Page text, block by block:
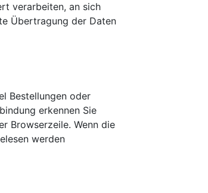
verarbeiten, an sich
Übertragung der Daten
Bestellungen oder
erkennen Sie
Browserzeile. Wenn die
werden